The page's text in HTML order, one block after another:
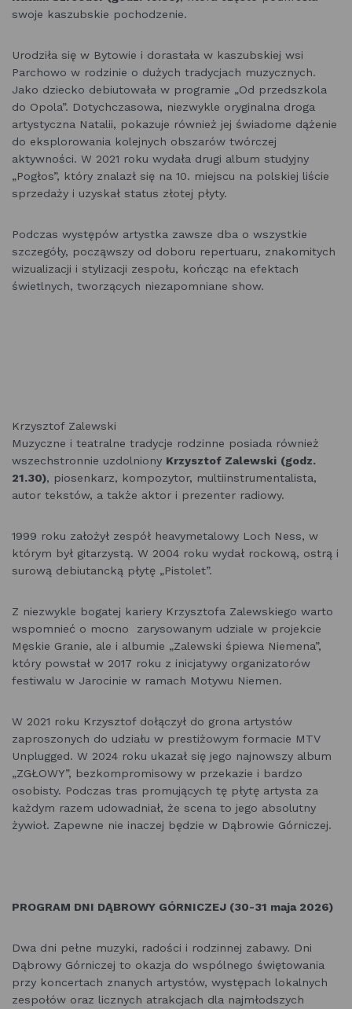
swoje kaszubskie pochodzenie.
Urodziła się w Bytowie i dorastała w kaszubskiej wsi
Parchowo w rodzinie o dużych tradycjach muzycznych.
Jako dziecko debiutowała w programie „Od przedszkola
do Opola”. Dotychczasowa, niezwykle oryginalna droga
artystyczna Natalii, pokazuje również jej świadome dążenie
do eksplorowania kolejnych obszarów twórczej
aktywności. W 2021 roku wydała drugi album studyjny
„Pogłos”, który znalazł się na 10. miejscu na polskiej liście
sprzedaży i uzyskał status złotej płyty.
Podczas występów artystka zawsze dba o wszystkie
szczegóły, począwszy od doboru repertuaru, znakomitych
wizualizacji i stylizacji zespołu, kończąc na efektach
świetlnych, tworzących niezapomniane show.
Krzysztof Zalewski
Muzyczne i teatralne tradycje rodzinne posiada również
wszechstronnie uzdolniony Krzysztof Zalewski (godz.
21.30), piosenkarz, kompozytor, multiinstrumentalista,
autor tekstów, a także aktor i prezenter radiowy.
1999 roku założył zespół heavymetalowy Loch Ness, w
którym był gitarzystą. W 2004 roku wydał rockową, ostrą i
surową debiutancką płytę „Pistolet”.
Z niezwykle bogatej kariery Krzysztofa Zalewskiego warto
wspomnieć o mocno zarysowanym udziale w projekcie
Męskie Granie, ale i albumie „Zalewski śpiewa Niemena”,
który powstał w 2017 roku z inicjatywy organizatorów
festiwalu w Jarocinie w ramach Motywu Niemen.
W 2021 roku Krzysztof dołączył do grona artystów
zaproszonych do udziału w prestiżowym formacie MTV
Unplugged. W 2024 roku ukazał się jego najnowszy album
„ZGŁOWY”, bezkompromisowy w przekazie i bardzo
osobisty. Podczas tras promujących tę płytę artysta za
każdym razem udowadniał, że scena to jego absolutny
żywioł. Zapewne nie inaczej będzie w Dąbrowie Górniczej.
PROGRAM DNI DĄBROWY GÓRNICZEJ (30-31 maja 2026)
Dwa dni pełne muzyki, radości i rodzinnej zabawy. Dni
Dąbrowy Górniczej to okazja do wspólnego świętowania
przy koncertach znanych artystów, występach lokalnych
zespołów oraz licznych atrakcjach dla najmłodszych